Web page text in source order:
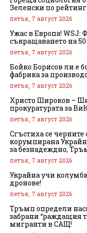
Зеленски по
петък, 7 август 2026
Ужас в Европа! WSJ:
съкращаването на
петък, 7 август 2026
Бойко Борисов ли е
фабрика за
петък, 7 август 2026
Христо Широков –
прокуратурата за
петък, 7 август 2026
Сгъстиха се
корумпирана
за безнадеждно,
петък, 7 август 2026
Украйна учи
дронове!
петък, 7 август 2026
Тръмп определи
забрани “раждащия
мигранти в САЩ!